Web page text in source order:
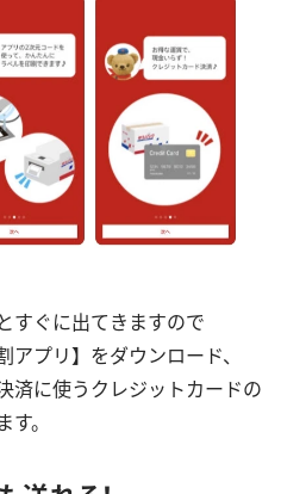
すぐに出てきますので
プリ】をダウンロード、
済に使うクレジットカードの
。